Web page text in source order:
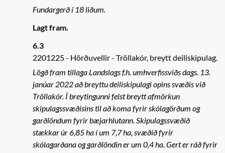
Fundargerð í 18 liðum.
Lagt fram.
6.3
2201225
Hörðuvellir - Tröllakór, breytt deiliskipulag.
Lögð fram tillaga Landslags f.h. umhverfissviðs dags. 13.
janúar 2022 að breyttu deiliskipulagi opins svæðis við
Tröllakór. Í breytingunni felst breytt afmörkun
skipulagssvæðisins til að koma fyrir skólagörðum og
garðlöndum fyrir bæjarhlutann. Skipulagssvæðið
stækkar úr 6,85 ha í um 7,7 ha, svæðið fyrir
skólagarðana og garðlöndin er um 0,4 ha. Gert er ráð fyrir